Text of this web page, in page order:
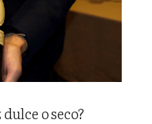
o seco?